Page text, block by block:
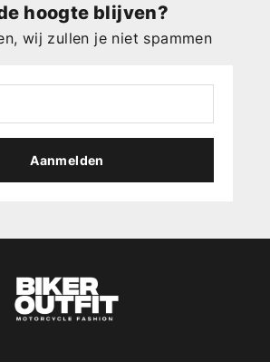
hoogte blijven?
wij zullen je niet spammen
Aanmelden